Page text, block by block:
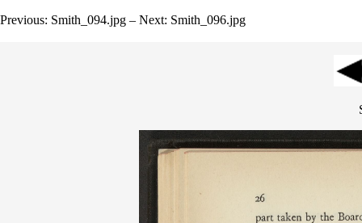
Previous: Smith_094.jpg – Next: Smith_096.jpg